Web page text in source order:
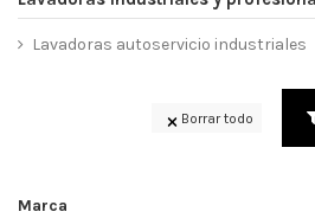
Lavadoras autoservicio industriales
Borrar todo
Marca